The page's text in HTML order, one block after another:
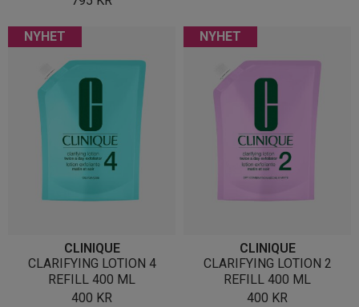
NYHET
CLINIQUE
CLARIFYING LOTION 4
REFILL 400 ML
400 KR
NYHET
CLINIQUE
CLARIFYING LOTION 2
REFILL 400 ML
400 KR